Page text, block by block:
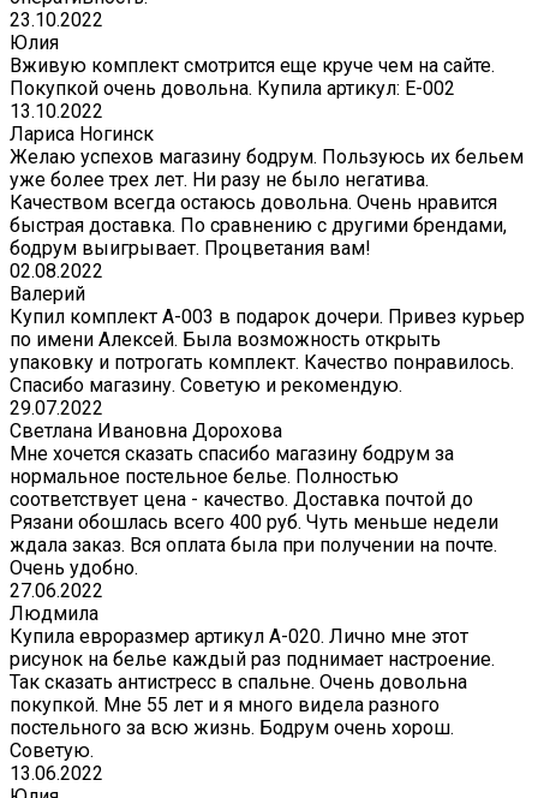
23.10.2022
Юлия
Вживую комплект смотрится еще круче чем на сайте.
Покупкой очень довольна. Купила артикул: E-002
13.10.2022
Лариса Ногинск
Желаю успехов магазину бодрум. Пользуюсь их бельем
уже более трех лет. Ни разу не было негатива.
Качеством всегда остаюсь довольна. Очень нравится
быстрая доставка. По сравнению с другими брендами,
бодрум выигрывает. Процветания вам!
02.08.2022
Валерий
Купил комплект A-003 в подарок дочери. Привез курьер
по имени Алексей. Была возможность открыть
упаковку и потрогать комплект. Качество понравилось.
Спасибо магазину. Советую и рекомендую.
29.07.2022
Светлана Ивановна Дорохова
Мне хочется сказать спасибо магазину бодрум за
нормальное постельное белье. Полностью
соответствует цена - качество. Доставка почтой до
Рязани обошлась всего 400 руб. Чуть меньше недели
ждала заказ. Вся оплата была при получении на почте.
Очень удобно.
27.06.2022
Людмила
Купила евроразмер артикул А-020. Лично мне этот
рисунок на белье каждый раз поднимает настроение.
Так сказать антистресс в спальне. Очень довольна
покупкой. Мне 55 лет и я много видела разного
постельного за всю жизнь. Бодрум очень хорош.
Советую.
13.06.2022